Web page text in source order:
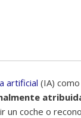
artificial (IA)
coche o